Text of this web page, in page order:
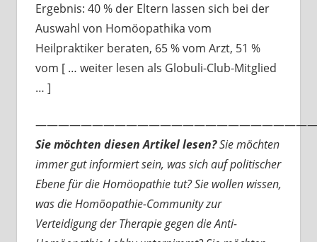
Ergebnis: 40 % der Eltern lassen sich bei der
Auswahl von Homöopathika vom
Heilpraktiker beraten, 65 % vom Arzt, 51 %
vom [ … weiter lesen als Globuli-Club-Mitglied
… ]
Sie möchten diesen Artikel lesen?Sie möchten
immer gut informiert sein, was sich auf politischer
Ebene für die Homöopathie tut? Sie wollen wissen,
was die Homöopathie-Community zur
Verteidigung der Therapie gegen die Anti-